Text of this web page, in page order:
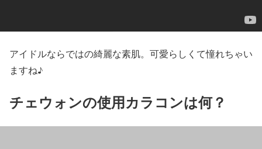
アイドルならではの綺麗な素肌。可愛らしくて憧れちゃい
ますね♪
チェウォンの使用カラコンは何？